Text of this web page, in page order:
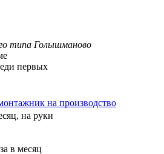
типа Голышманово
первых
на производство
на руки
в месяц